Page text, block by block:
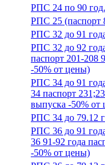
РПС 24 по 90
РПС 25 (паспорт
РПС 32 до 91
РПС 32 до 92
паспорт 201-208
-50% от цены)
РПС 34 до 91
34 паспорт
выпуска -50% от
РПС 34 до 79.12
РПС 36 до 91
36 91-92 года
-50% от цены)